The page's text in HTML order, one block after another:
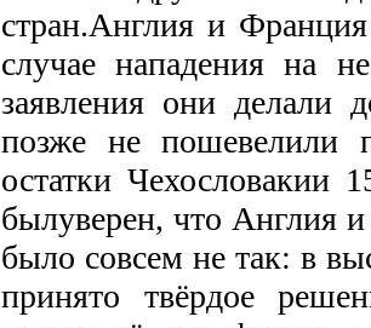
стран.Англия и
случае нападения на
заявления они делали
позже не пошевелили
остатки Чехословакии
былуверен, что Англия
было совсем не так: в
принято твёрдое